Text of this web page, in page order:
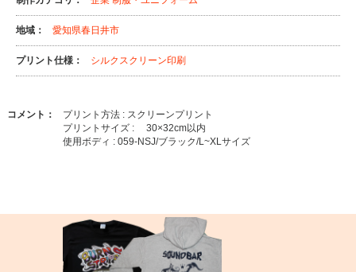
地域： 愛知県春日井市
プリント仕様： シルクスクリーン印刷
コメント：
プリント方法 : スクリーンプリント
プリントサイズ : 30×32cm以内
使用ボディ : 059-NSJ/ブラック/L~XLサイズ